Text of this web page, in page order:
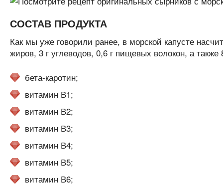
СОСТАВ ПРОДУКТА
Как мы уже говорили ранее, в морской капусте
жиров, 3 г углеводов, 0,6 г пищевых волокон, а
бета-каротин;
витамин В1;
витамин В2;
витамин В3;
витамин В4;
витамин В5;
витамин В6;